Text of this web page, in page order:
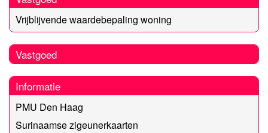
Vrijblijvende waardebepaling woning
Vastgoed
Informatie
PMU Den Haag
Surinaamse zigeunerkaarten